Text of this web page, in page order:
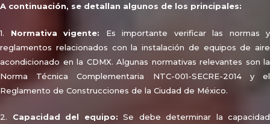
A continuación, se detallan algunos de los principales:
1. Normativa vigente: Es importante verificar las normas y
reglamentos relacionados con la instalación de equipos de aire
acondicionado en la CDMX. Algunas normativas relevantes son la
Norma Técnica Complementaria NTC-001-SECRE-2014 y el
Reglamento de Construcciones de la Ciudad de México.
2. Capacidad del equipo: Se debe determinar la capacidad